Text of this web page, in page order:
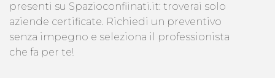
presenti su Spazioconfiinati.it: troverai solo
aziende certificate. Richiedi un preventivo
senza impegno e seleziona il professionista
che fa per te!